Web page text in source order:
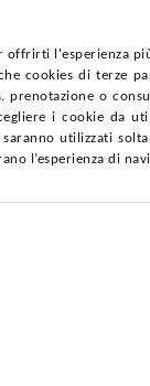
offrirti l'esperienza
cookies di terze
o
i cookie da
utilizzati
l’esperienza di
POLICY
e Terapie ad Alta